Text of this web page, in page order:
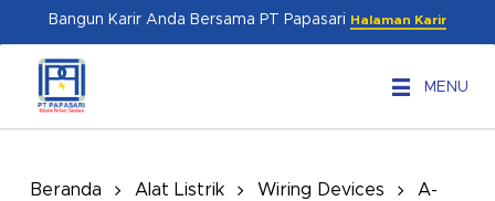
content
Bangun Karir Anda Bersama PT Papasari Halaman Karir
MENU
Beranda Alat Listrik Wiring Devices
A-
Menu